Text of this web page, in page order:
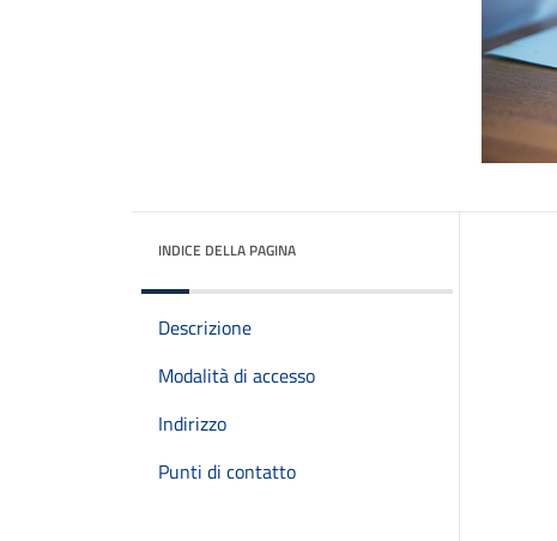
INDICE DELLA PAGINA
Descrizione
Modalità di accesso
Indirizzo
Punti di contatto